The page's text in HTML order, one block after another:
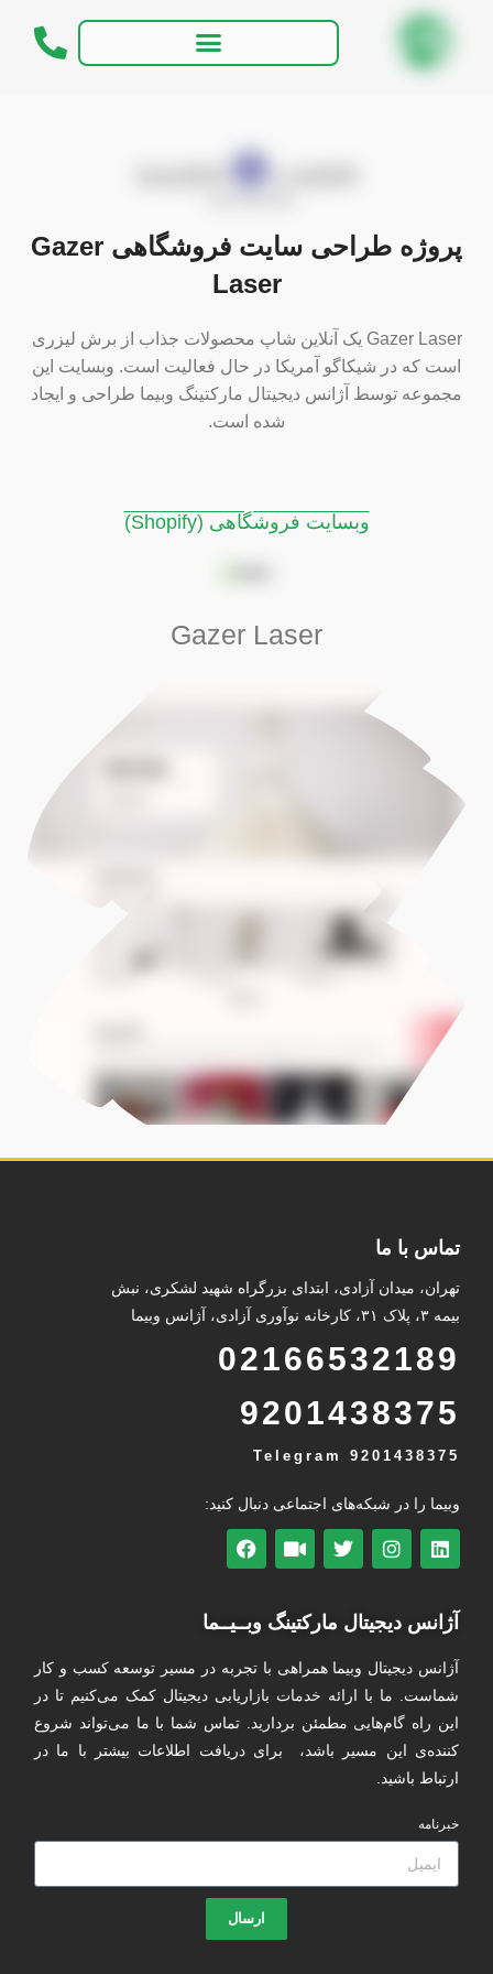
پروژه طراحی سایت فروشگاهی Gazer
Laser
Gazer Laser یک آنلاین شاپ محصولات جذاب از برش لیزری
است که در شیکاگو آمریکا در حال فعالیت است. وبسایت این
مجموعه توسط آژانس دیجیتال مارکتینگ وبیما طراحی و ایجاد
شده است.
وبسایت فروشگاهی (Shopify)
Gazer Laser
تماس با ما
تهران، میدان آزادی، ابتدای بزرگراه شهید لشکری، نبش
بیمه ۳، پلاک ۳۱، کارخانه نوآوری آزادی، آژانس وبیما
02166532189
9201438375
9201438375
وبیما را در شبکه‌های اجتماعی دنبال کنید:
آژانس دیجیتال مارکتینگ وبــیــما
آژانس دیجیتال وبیما همراهی با تجربه در مسیر توسعه کسب و کار
شماست. ما با ارائه خدمات بازاریابی دیجیتال کمک می‌کنیم تا در
این راه گام‌هایی مطمئن بردارید. تماس شما با ما می‌تواند شروع
کننده‌ی این مسیر باشد، برای دریافت اطلاعات بیشتر با ما در
ارتباط باشید.
خبرنامه
ارسال